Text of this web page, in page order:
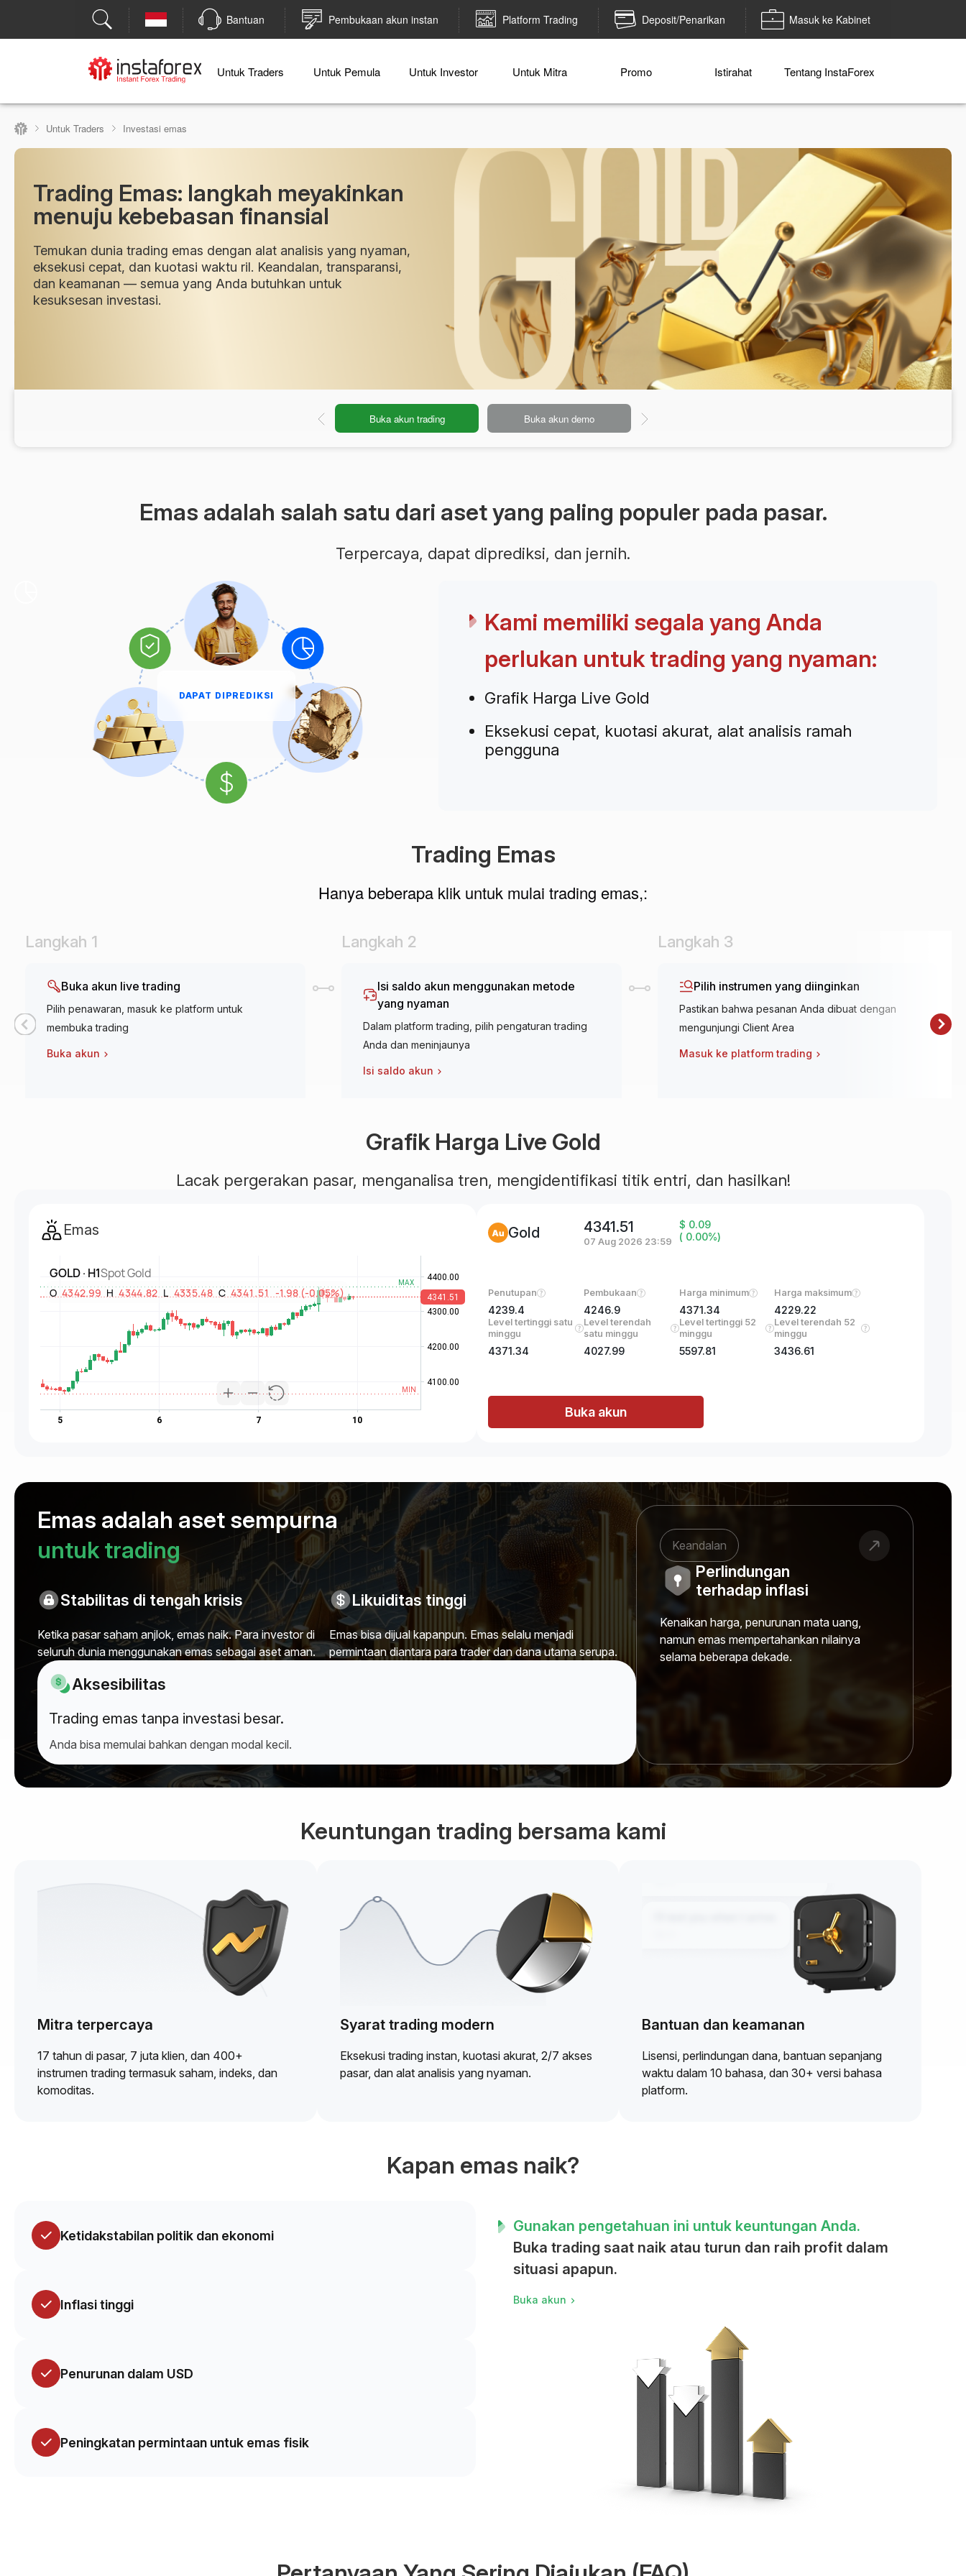
Bantuan Pembukaan akun instan Platform Trading Deposit/Penarikan Masuk ke Kabinet
Untuk Traders Untuk Pemula Untuk Investor Untuk Mitra Promo Istirahat Tentang InstaForex
Untuk Traders Investasi emas
Trading Emas: langkah meyakinkan
menuju kebebasan finansial
Temukan dunia trading emas dengan alat analisis yang nyaman,
eksekusi cepat, dan kuotasi waktu ril. Keandalan, transparansi,
dan keamanan — semua yang Anda butuhkan untuk
kesuksesan investasi.
Buka akun demo
Emas adalah salah satu dari aset yang paling populer pada pasar.
Terpercaya, dapat diprediksi, dan jernih.
DAPAT DIPREDIKSI
Kami memiliki segala yang Anda
perlukan untuk trading yang nyaman:
Grafik Harga Live Gold
Eksekusi cepat, kuotasi akurat, alat analisis ramah
pengguna
Trading Emas
Hanya beberapa klik untuk mulai trading emas,:
Langkah 1
Buka akun live trading
Pilih penawaran, masuk ke platform untuk
membuka trading
Buka akun
Langkah 2
Isi saldo akun menggunakan metode
yang nyaman
Dalam platform trading, pilih pengaturan trading
Anda dan meninjaunya
Isi saldo akun
Langkah 3
Pilih instrumen yang diinginkan
Pastikan bahwa pesanan Anda dibuat dengan
mengunjungi Client Area
Masuk ke platform trading
Grafik Harga Live Gold
Lacak pergerakan pasar, menganalisa tren, mengidentifikasi titik entri, dan hasilkan!
Emas Gold 4341.51
07 Aug 2026 23:59
$ 0.09
( 0.00%)
Penutupan
4239.4
Pembukaan
4246.9
Harga minimum
4371.34
Harga maksimum
4229.22
Level tertinggi satu
minggu
4371.34
Level terendah
satu minggu
4027.99
Level tertinggi 52
minggu
5597.81
Level terendah 52
minggu
3436.61
Buka akun
Emas adalah aset sempurna
untuk trading
Stabilitas di tengah krisis
Ketika pasar saham anjlok, emas naik. Para investor di
seluruh dunia menggunakan emas sebagai aset aman.
Likuiditas tinggi
Emas bisa dijual kapanpun. Emas selalu menjadi
permintaan diantara para trader dan dana utama serupa.
Aksesibilitas
Trading emas tanpa investasi besar.
Anda bisa memulai bahkan dengan modal kecil.
Keandalan
Perlindungan
terhadap inflasi
Kenaikan harga, penurunan mata uang,
namun emas mempertahankan nilainya
selama beberapa dekade.
Keuntungan trading bersama kami
Mitra terpercaya
17 tahun di pasar, 7 juta klien, dan 400+
instrumen trading termasuk saham, indeks, dan
komoditas.
Syarat trading modern
Eksekusi trading instan, kuotasi akurat, 2/7 akses
pasar, dan alat analisis yang nyaman.
Bantuan dan keamanan
Lisensi, perlindungan dana, bantuan sepanjang
waktu dalam 10 bahasa, dan 30+ versi bahasa
platform.
Kapan emas naik?
Ketidakstabilan politik dan ekonomi
Inflasi tinggi
Penurunan dalam USD
Peningkatan permintaan untuk emas fisik
Gunakan pengetahuan ini untuk keuntungan Anda.
Buka trading saat naik atau turun dan raih profit dalam
situasi apapun.
Buka akun